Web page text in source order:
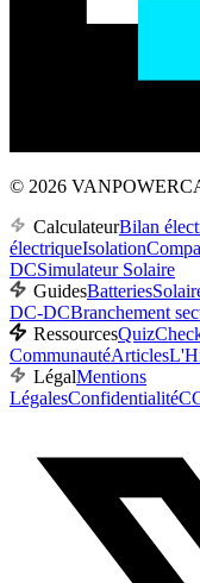
© 2026
CalculateurBilan
électriqueIsolation
DCSimulateur Solaire
GuidesBatteries
DC-DCBranchement
RessourcesQuiz
CommunautéArticles
LégalMentions
LégalesConfidentialité